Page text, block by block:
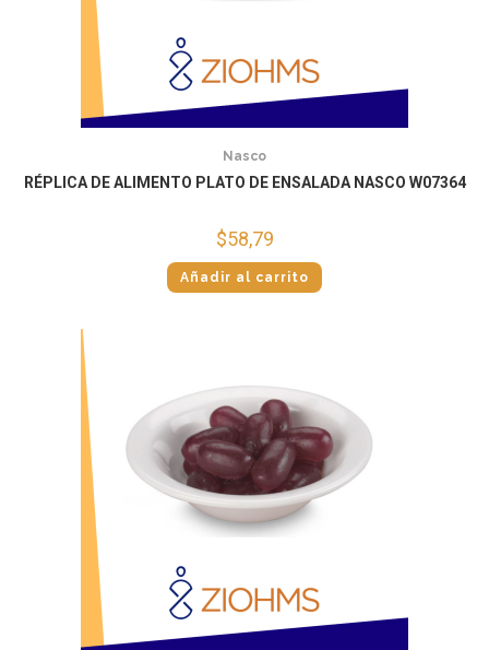
Nasco
RÉPLICA DE ALIMENTO PLATO DE ENSALADA NASCO W07364
$58,79
Añadir al carrito